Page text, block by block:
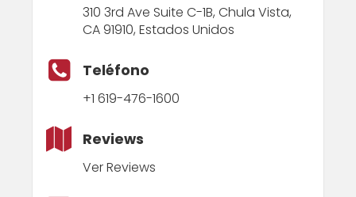
310 3rd Ave Suite C-1B, Chula Vista,
CA 91910, Estados Unidos
Teléfono
+1 619-476-1600
Reviews
Ver Reviews